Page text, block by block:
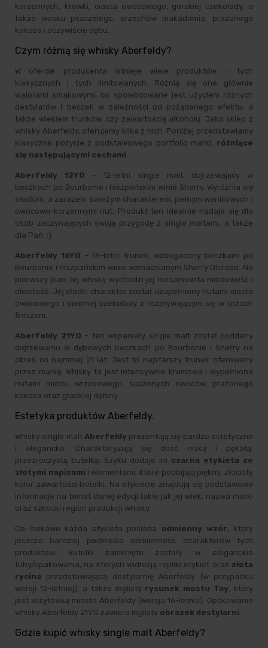
korzennych, krówki, ciasta owocowego, gorzkiej czekolady, a
także wosku pszczelego, orzechów makadamia, prażonego
kokosa i oczywiście dębu.
Czym różnią się whisky Aberfeldy?
W ofercie producenta istnieje wiele produktów – tych
klasycznych i tych limitowanych. Różnią się one głównie
walorami smakowymi, co spowodowane jest użyciem różnych
destylatów i beczek w zależności od pożądanego efektu, a
także wiekiem trunków, czy zawartością alkoholu. Jako sklep z
whisky Aberfeldy, oferujemy kilka z nich. Poniżej przedstawiamy
klasyczne pozycje z podstawowego portfolio marki, różniące
się następującymi cechami:
Aberfeldy 12YO – 12-letni single malt, dojrzewający w
beczkach po Bourbonie i hiszpańskim winie Sherry. Wyróżnia się
słodkim, a zarazem świeżym charakterem, pełnym waniliowych i
owocowo-korzennymi nut. Produkt ten idealnie nadaje się dla
osób zaczynających swoją przygodę z single maltami, a także
dla Pań. :)
Aberfeldy 16YO – 16-letni trunek, wzbogacony beczkami po
Bourbonie i hiszpańskim winie wzmacnianym Sherry Oloroso. Na
pierwszy plan tej whisky wychodzi jej niesamowita miodowość i
oleistość. Jej słodki charakter został uzupełniony nutami ciasta
owocowego i ciemnej czekolady z rozpływającym się w ustach
finiszem.
Aberfeldy 21YO – ten wspaniały single malt został poddany
dojrzewaniu w dębowych beczkach po Bourbonie i Sherry na
okres co najmniej 21 lat. Jest to najstarszy trunek oferowany
przez markę. Whisky ta jest intensywnie kremowa i wypełniona
nutami miodu wrzosowego, suszonych owoców, prażonego
kokosa oraz gładkiej dębiny.
Estetyka produktów Aberfeldy.
Whisky single malt Aberfeldy prezentują się bardzo estetyczne
i elegancko. Charakteryzują się dość niską i pękatą,
przezroczystą butelką. Szyku dodaje im czarna etykieta ze
złotymi napisami i elementami, które podbijają piękny, złocisty
kolor zawartości butelki. Na etykiecie znajdują się podstawowe
informacje na temat danej edycji takie jak jej wiek, nazwa marki
oraz szkocki region produkcji whisky.
Co ciekawe każda etykieta posiada odmienny wzór, który
jeszcze bardziej podkreśla odmienność charakterów tych
produktów. Butelki zamknięte zostały w eleganckie
tuby/opakowania, na których widnieją repliki etykiet oraz złota
rycina przedstawiająca destylarnię Aberfeldy (w przypadku
wersji 12-letniej), a także mglisty rysunek mostu Tay, który
jest wizytówką miasta Aberfeldy (wersja 16-letnia). Opakowanie
whisky Aberfeldy 21YO zawiera mglisty obrazek destylarni.
Gdzie kupić whisky single malt Aberfeldy?